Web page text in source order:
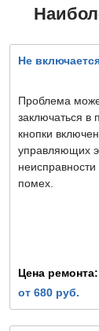
Не
Проблема
заключаться в
кнопки
управляющих
помех.
Цена ремонта:
от 680 руб.